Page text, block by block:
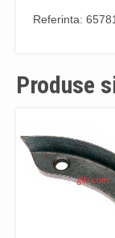
Referinta:
Produse